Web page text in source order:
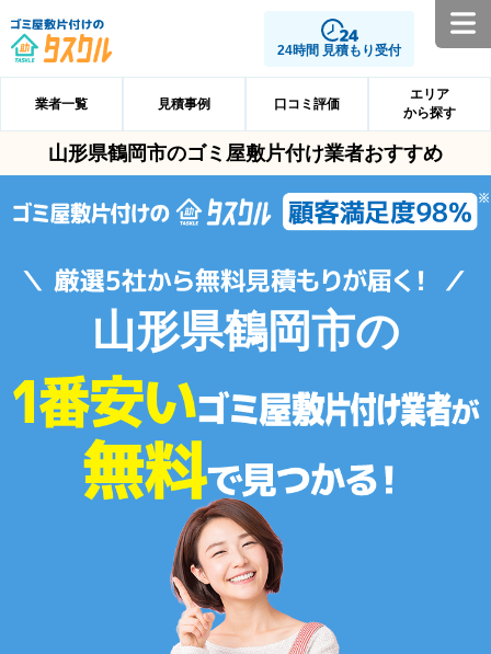
24時間 見積もり受付
業者一覧 見積事例 口コミ評価
エリア
から探す
山形県鶴岡市のゴミ屋敷片付け業者おすすめ
山形県鶴岡市の